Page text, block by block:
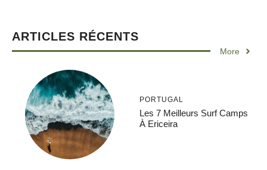
ARTICLES RÉCENTS
More
PORTUGAL
Les 7 Meilleurs Surf Camps
À Ericeira